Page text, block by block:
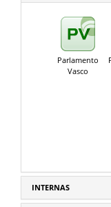
Parlamento
Vasco
INTERNAS